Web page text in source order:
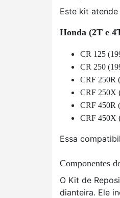
Este kit
Honda (2T e
CR 125
CR 250
CRF 250R
CRF 250X
CRF 450R
CRF 450X
Essa
Componentes
O Kit de
dianteira. Ele